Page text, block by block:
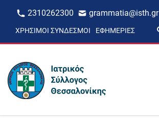
2310262300 grammatia@isth.gr
ΧΡΉΣΙΜΟΙ ΣΎΝΔΕΣΜΟΙ ΕΦΗΜΕΡΊΕΣ